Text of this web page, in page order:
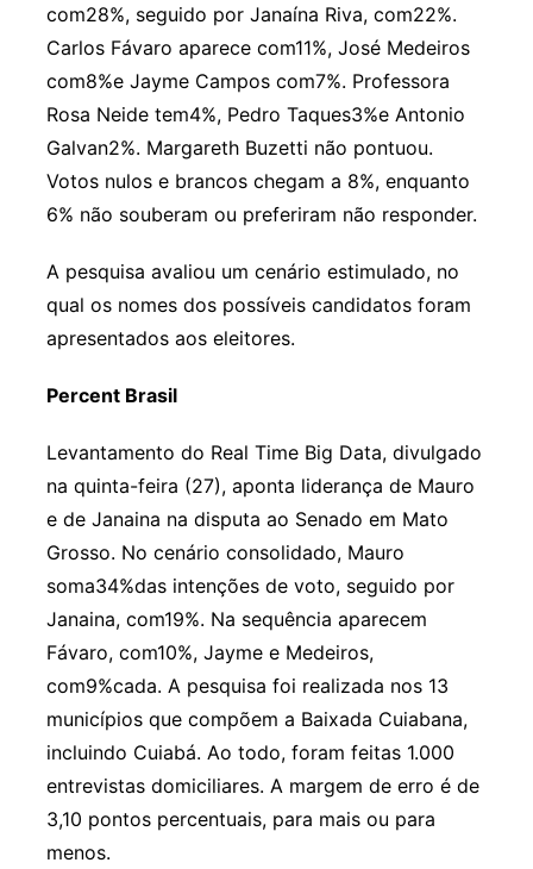
com28%, seguido por Janaína Riva, com22%.
Carlos Fávaro aparece com11%, José Medeiros
com8%e Jayme Campos com7%. Professora
Rosa Neide tem4%, Pedro Taques3%e Antonio
Galvan2%. Margareth Buzetti não pontuou.
Votos nulos e brancos chegam a 8%, enquanto
6% não souberam ou preferiram não responder.
A pesquisa avaliou um cenário estimulado, no
qual os nomes dos possíveis candidatos foram
apresentados aos eleitores.
Percent Brasil
Levantamento do Real Time Big Data, divulgado
na quinta-feira (27), aponta liderança de Mauro
e de Janaina na disputa ao Senado em Mato
Grosso. No cenário consolidado, Mauro
soma34%das intenções de voto, seguido por
Janaina, com19%. Na sequência aparecem
Fávaro, com10%, Jayme e Medeiros,
com9%cada. A pesquisa foi realizada nos 13
municípios que compõem a Baixada Cuiabana,
incluindo Cuiabá. Ao todo, foram feitas 1.000
entrevistas domiciliares. A margem de erro é de
3,10 pontos percentuais, para mais ou para
menos.